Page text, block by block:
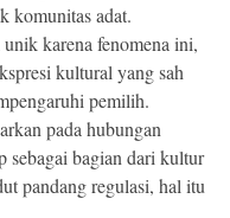
komunitas adat.
karena fenomena ini,
kultural yang sah
pemilih.
pada hubungan
sebagai bagian dari kultur
pandang regulasi, hal itu